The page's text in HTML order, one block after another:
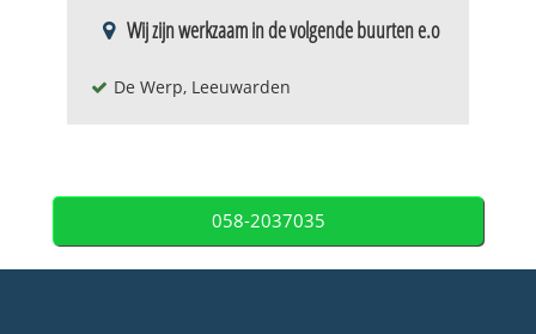
Wij zijn werkzaam in de volgende buurten e.o
De Werp, Leeuwarden
058-2037035